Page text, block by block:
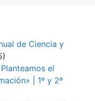
de Ciencia y
el
| 1º y 2º